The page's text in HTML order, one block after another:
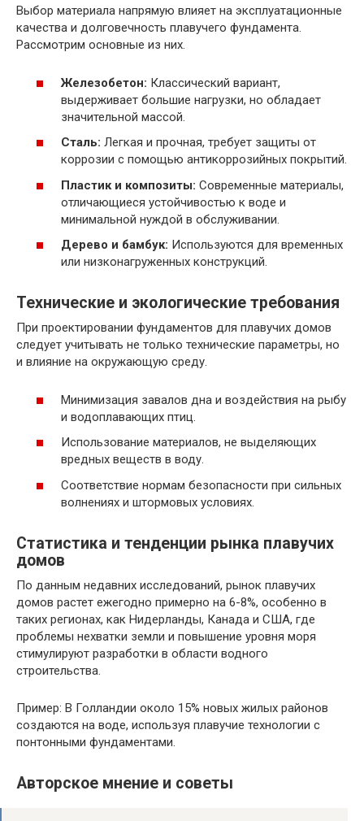
Выбор материала напрямую влияет на эксплуатационные
качества и долговечность плавучего фундамента.
Рассмотрим основные из них.
Железобетон: Классический вариант,
выдерживает большие нагрузки, но обладает
значительной массой.
Сталь: Легкая и прочная, требует защиты от
коррозии с помощью антикоррозийных покрытий.
Пластик и композиты: Современные материалы,
отличающиеся устойчивостью к воде и
минимальной нуждой в обслуживании.
Дерево и бамбук: Используются для временных
или низконагруженных конструкций.
Технические и экологические требования
При проектировании фундаментов для плавучих домов
следует учитывать не только технические параметры, но
и влияние на окружающую среду.
Минимизация завалов дна и воздействия на рыбу
и водоплавающих птиц.
Использование материалов, не выделяющих
вредных веществ в воду.
Соответствие нормам безопасности при сильных
волнениях и штормовых условиях.
Статистика и тенденции рынка плавучих
домов
По данным недавних исследований, рынок плавучих
домов растет ежегодно примерно на 6-8%, особенно в
таких регионах, как Нидерланды, Канада и США, где
проблемы нехватки земли и повышение уровня моря
стимулируют разработки в области водного
строительства.
Пример: В Голландии около 15% новых жилых районов
создаются на воде, используя плавучие технологии с
понтонными фундаментами.
Авторское мнение и советы